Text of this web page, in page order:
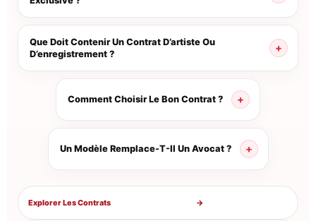
Que Doit Contenir Un Contrat D’artiste Ou
D’enregistrement ?
Comment Choisir Le Bon Contrat ?
Un Modèle Remplace-T-Il Un Avocat ?
Explorer Les Contrats →